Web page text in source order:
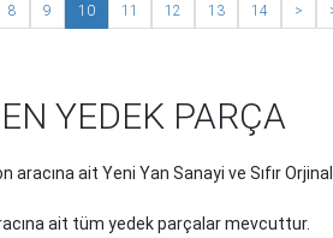
8 9 10 11 12 13 14 >
YEDEK PARÇA
aracına ait Yeni Yan Sanayi ve Sıfır Orjinal
ait tüm yedek parçalar mevcuttur.